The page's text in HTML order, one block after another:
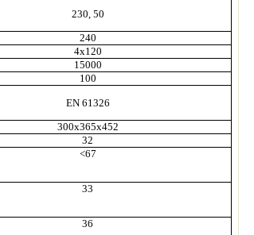
230, 50
240
4х120
15000
100
EN 61326
300х365х452
32
<67
33
36